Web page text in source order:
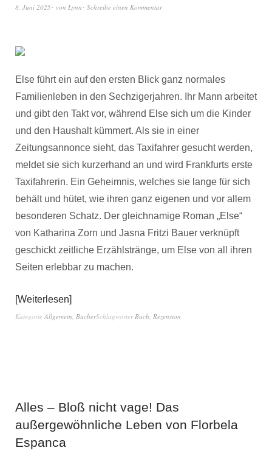
8. Juni 2025 von Lynn Schreibe einen Kommentar
Else führt ein auf den ersten Blick ganz normales
Familienleben in den Sechzigerjahren. Ihr Mann arbeitet
und gibt den Takt vor, während Else sich um die Kinder
und den Haushalt kümmert. Als sie in einer
Zeitungsannonce sieht, das Taxifahrer gesucht werden,
meldet sie sich kurzerhand an und wird Frankfurts erste
Taxifahrerin. Ein Geheimnis, welches sie lange für sich
behält und hütet, wie ihren ganz eigenen und vor allem
besonderen Schatz. Der gleichnamige Roman „Else“
von Katharina Zorn und Jasna Fritzi Bauer verknüpft
geschickt zeitliche Erzählstränge, um Else von all ihren
Seiten erlebbar zu machen.
Weiterlesen
Kategorie Allgemein, BücherSchlagwörterBuch, Rezension
Alles – Bloß nicht vage! Das
außergewöhnliche Leben von Florbela
Espanca